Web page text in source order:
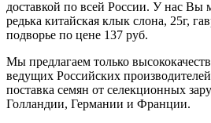
доставкой по всей России. У нас Вы
редька китайская клык слона, 25г,
подворье по цене 137 руб.
Мы предлагаем только
ведущих Российских
поставка семян от селекционных
Голландии, Германии и Франции.